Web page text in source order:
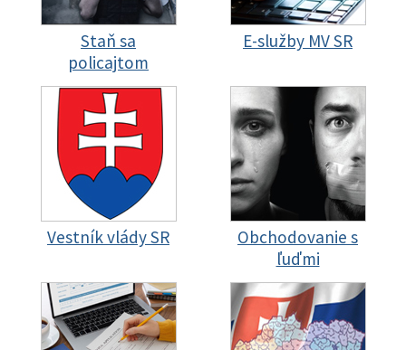
Staň sa
policajtom
E-služby MV SR
Vestník vlády SR
Obchodovanie s
ľuďmi